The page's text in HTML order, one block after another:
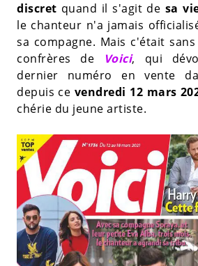
discret quand il s'agit de sa
le chanteur n'a jamais
sa compagne. Mais c'était
confrères de
Voici, qui
dernier numéro en vente
depuis ce vendredi 12 mars
chérie du jeune artiste.